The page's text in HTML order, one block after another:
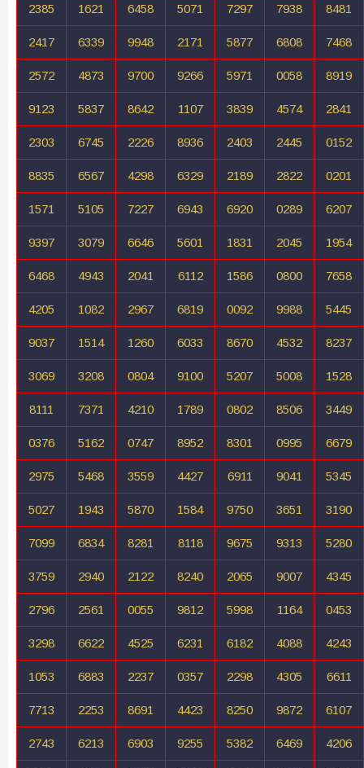
2385 1621 6458 5071 7297 7938 8481
2417 6339 9948 2171 5877 6808 7468
2572 4873 9700 9266 5971 0058 8919
9123 5837 8642 1107 3839 4574 2841
2303 6745 2226 8936 2403 2445 0152
8835 6567 4298 6329 2189 2822 0201
1571 5105 7227 6943 6920 0289 6207
9397 3079 6646 5601 1831 2045 1954
6468 4943 2041 6112 1586 0800 7658
4205 1082 2967 6819 0092 9988 5445
9037 1514 1260 6033 8670 4532 8237
3069 3208 0804 9100 5207 5008 1528
8111 7371 4210 1789 0802 8506 3449
0376 5162 0747 8952 8301 0995 6679
2975 5468 3559 4427 6911 9041 5345
5027 1943 5870 1584 9750 3651 3190
7099 6834 8281 8118 9675 9313 5280
3759 2940 2122 8240 2065 9007 4345
2796 2561 0055 9812 5998 1164 0453
3298 6622 4525 6231 6182 4088 4243
1053 6883 2237 0357 2298 4305 6611
7713 2253 8691 4423 8250 9872 6107
2743 6213 6903 9255 5382 6469 4206